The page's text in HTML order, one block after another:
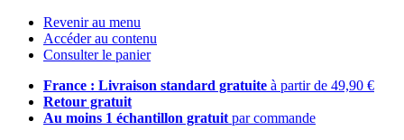
Revenir au menu
Accéder au contenu
Consulter le panier
France : Livraison standard gratuite à partir de 49,90 €
Retour gratuit
Au moins 1 échantillon gratuit par commande